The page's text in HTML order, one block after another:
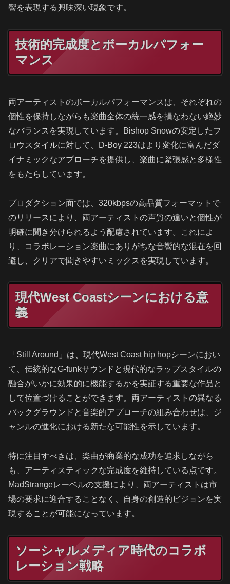
響を表現する興味深い現象です。
技術的完成度とボーカルパフォー
マンス
両アーティストのボーカルパフォーマンスは、それぞれの
個性を保持しながらも楽曲全体の統一感を損なわない絶妙
なバランスを実現しています。Bishop Snowの安定したフ
ロウスタイルに対して、D-Boy 223はより変化に富んだダ
イナミックなアプローチを提供し、楽曲に緊張感と多様性
をもたらしています。
プロダクション面では、320kbpsの高品質フォーマットで
のリリースにより、両アーティストの声質の違いと個性が
明確に聞き分けられるよう配慮されています。これによ
り、コラボレーション楽曲にありがちな音響的な混在を回
避し、クリアで聞きやすいミックスを実現しています。
現代West Coastシーンにおける意
義
「Still Around」は、現代West Coast hip hopシーンにおい
て、伝統的なG-funkサウンドと現代的なラップスタイルの
融合がいかに効果的に機能するかを実証する重要な作品と
して位置づけることができます。両アーティストの異なる
バックグラウンドと音楽的アプローチの組み合わせは、ジ
ャンルの進化における新たな可能性を示しています。
特に注目すべきは、楽曲が商業的な成功を追求しながら
も、アーティスティックな完成度を維持している点です。
MadStrangeレーベルの支援により、両アーティストは市
場の要求に迎合することなく、自身の創造的ビジョンを実
現することが可能になっています。
ソーシャルメディア時代のコラボ
レーション戦略